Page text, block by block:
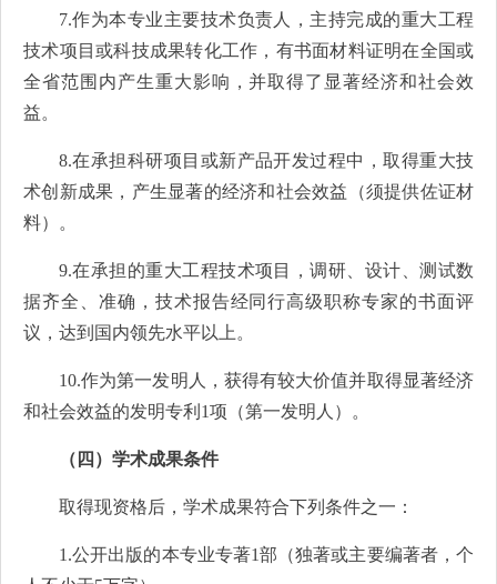
7.作为本专业主要技术负责人，主持完成的重大工程
技术项目或科技成果转化工作，有书面材料证明在全国或
全省范围内产生重大影响，并取得了显著经济和社会效
益。
8.在承担科研项目或新产品开发过程中，取得重大技
术创新成果，产生显著的经济和社会效益（须提供佐证材
料）。
9.在承担的重大工程技术项目，调研、设计、测试数
据齐全、准确，技术报告经同行高级职称专家的书面评
议，达到国内领先水平以上。
10.作为第一发明人，获得有较大价值并取得显著经济
和社会效益的发明专利1项（第一发明人）。
（四）学术成果条件
取得现资格后，学术成果符合下列条件之一：
1.公开出版的本专业专著1部（独著或主要编著者，个